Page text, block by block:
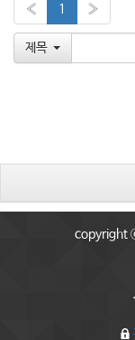
« 1 »
제목
copyright